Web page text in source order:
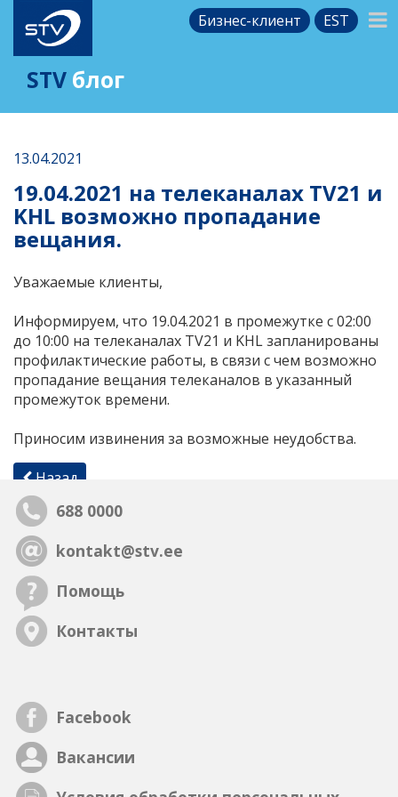
Бизнес-клиент EST
STV блог
13.04.2021
19.04.2021 на телеканалах TV21 и
KHL возможно пропадание
вещания.
Уважаемые клиенты,
Информируем, что 19.04.2021 в промежутке с 02:00
до 10:00 на телеканалах TV21 и KHL запланированы
профилактические работы, в связи с чем возможно
пропадание вещания телеканалов в указанный
промежуток времени.
Приносим извинения за возможные неудобства.
Назад
688 0000
kontakt@stv.ee
Помощь
Контакты
Facebook
Вакансии